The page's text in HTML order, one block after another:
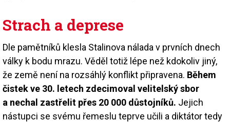
Strach a deprese
Dle pamětníků klesla Stalinova nálada v prvních dnech
války k bodu mrazu. Věděl totiž lépe než kdokoliv jiný,
že země není na rozsáhlý konflikt připravena. Během
čistek ve 30. letech zdecimoval velitelský sbor
a nechal zastřelit přes 20 000 důstojníků. Jejich
nástupci se svému řemeslu teprve učili a diktátor tedy